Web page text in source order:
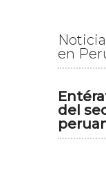
en
del